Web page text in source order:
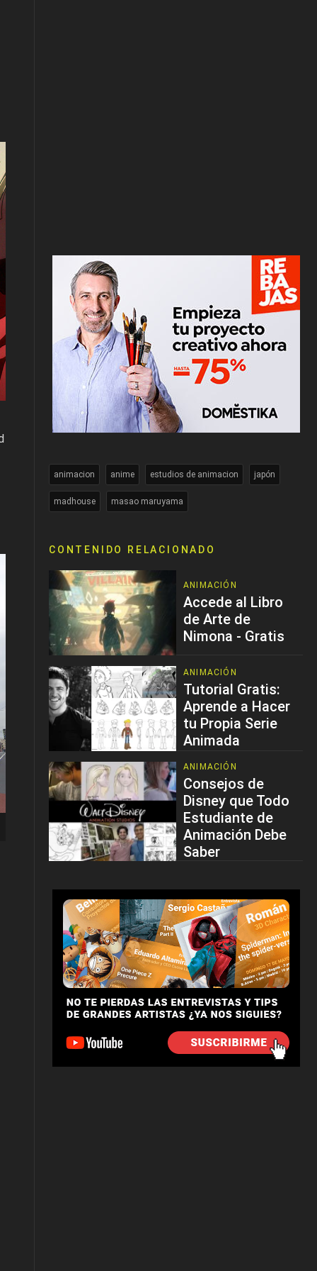
animacion anime estudios de animacion japón
madhouse masao maruyama
CONTENIDO RELACIONADO
ANIMACIÓN
Accede al Libro
de Arte de
Nimona - Gratis
ANIMACIÓN
Tutorial Gratis:
Aprende a Hacer
tu Propia Serie
Animada
ANIMACIÓN
Consejos de
Disney que Todo
Estudiante de
Animación Debe
Saber